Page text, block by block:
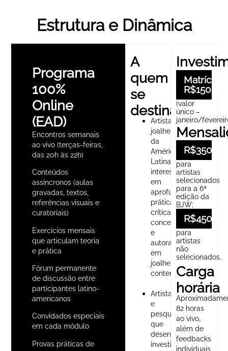
Estrutura e Dinâmica
Programa
100%
Online
(EAD)
Encontros semanais
ao vivo (terças-feiras,
das 20h às 22h)
Conteúdos
assíncronos (aulas
gravadas, textos,
referências visuais e
curatoriais)
Exercícios mensais
que articulam teoria
e prática
Fórum permanente
de discussão entre
participantes latino-
americanos
Convidados especiais
em cada módulo
Provas práticas de
A
quem
se
destina
Artistas
joalheiros
da
América
Latina
interessados
em
aprofundar
práticas
críticas,
conceituais
e
autorais
em
joalheria
contemporânea
Artistas
e
pesquisadoras(es)
que
desenvolvem
investigações
Matrícula:
R$150,00
(valor
único –
janeiro/
R$350,00
para
artistas
selecionados
para a 6ª
edição da
BJW;
R$450,00
para
artistas
não
selecionados.
Carga
horária
82 horas
ao vivo,
além de
feedbacks
individuais,